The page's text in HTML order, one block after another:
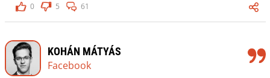
0
5 61
KOHÁN MÁTYÁS
Facebook